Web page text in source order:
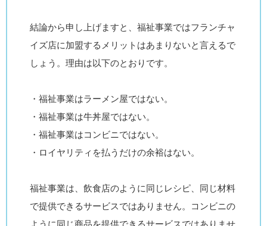
結論から申し上げますと、福祉事業ではフランチャ
イズ店に加盟するメリットはあまりないと言えるで
しょう。理由は以下のとおりです。
・福祉事業はラーメン屋ではない。
・福祉事業は牛丼屋ではない。
・福祉事業はコンビニではない。
・ロイヤリティを払うだけの余裕はない。
福祉事業は、飲食店のように同じレシピ、同じ材料
で提供できるサービスではありません。コンビニの
ように同じ商品を提供できるサービスではありませ